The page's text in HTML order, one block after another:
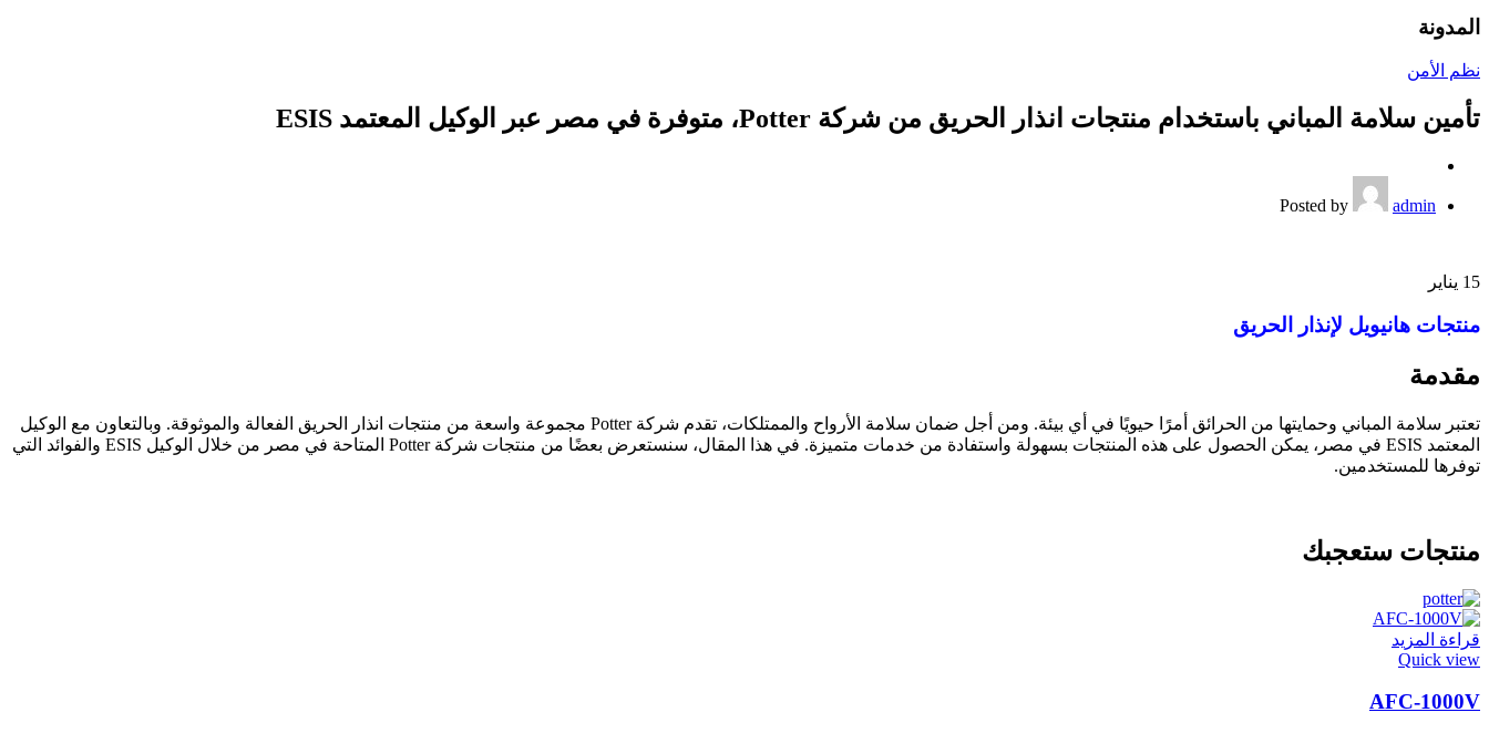
المدونة
نظم الأمن
تأمين سلامة المباني باستخدام منتجات انذار الحريق من شركة Potter، متوفرة في مصر عبر الوكيل المعتمد ESIS
Posted by admin
15 يناير
منتجات هانيويل لإنذار الحريق
مقدمة
تعتبر سلامة المباني وحمايتها من الحرائق أمرًا حيويًا في أي بيئة. ومن أجل ضمان سلامة الأرواح والممتلكات، تقدم شركة Potter مجموعة واسعة من منتجات انذار الحريق الفعالة والموثوقة. وبالتعاون مع الوكيل
المعتمد ESIS في مصر، يمكن الحصول على هذه المنتجات بسهولة واستفادة من خدمات متميزة. في هذا المقال، سنستعرض بعضًا من منتجات شركة Potter المتاحة في مصر من خلال الوكيل ESIS والفوائد التي
توفرها للمستخدمين.
منتجات ستعجبك
قراءة المزيد
Quick view
AFC-1000V